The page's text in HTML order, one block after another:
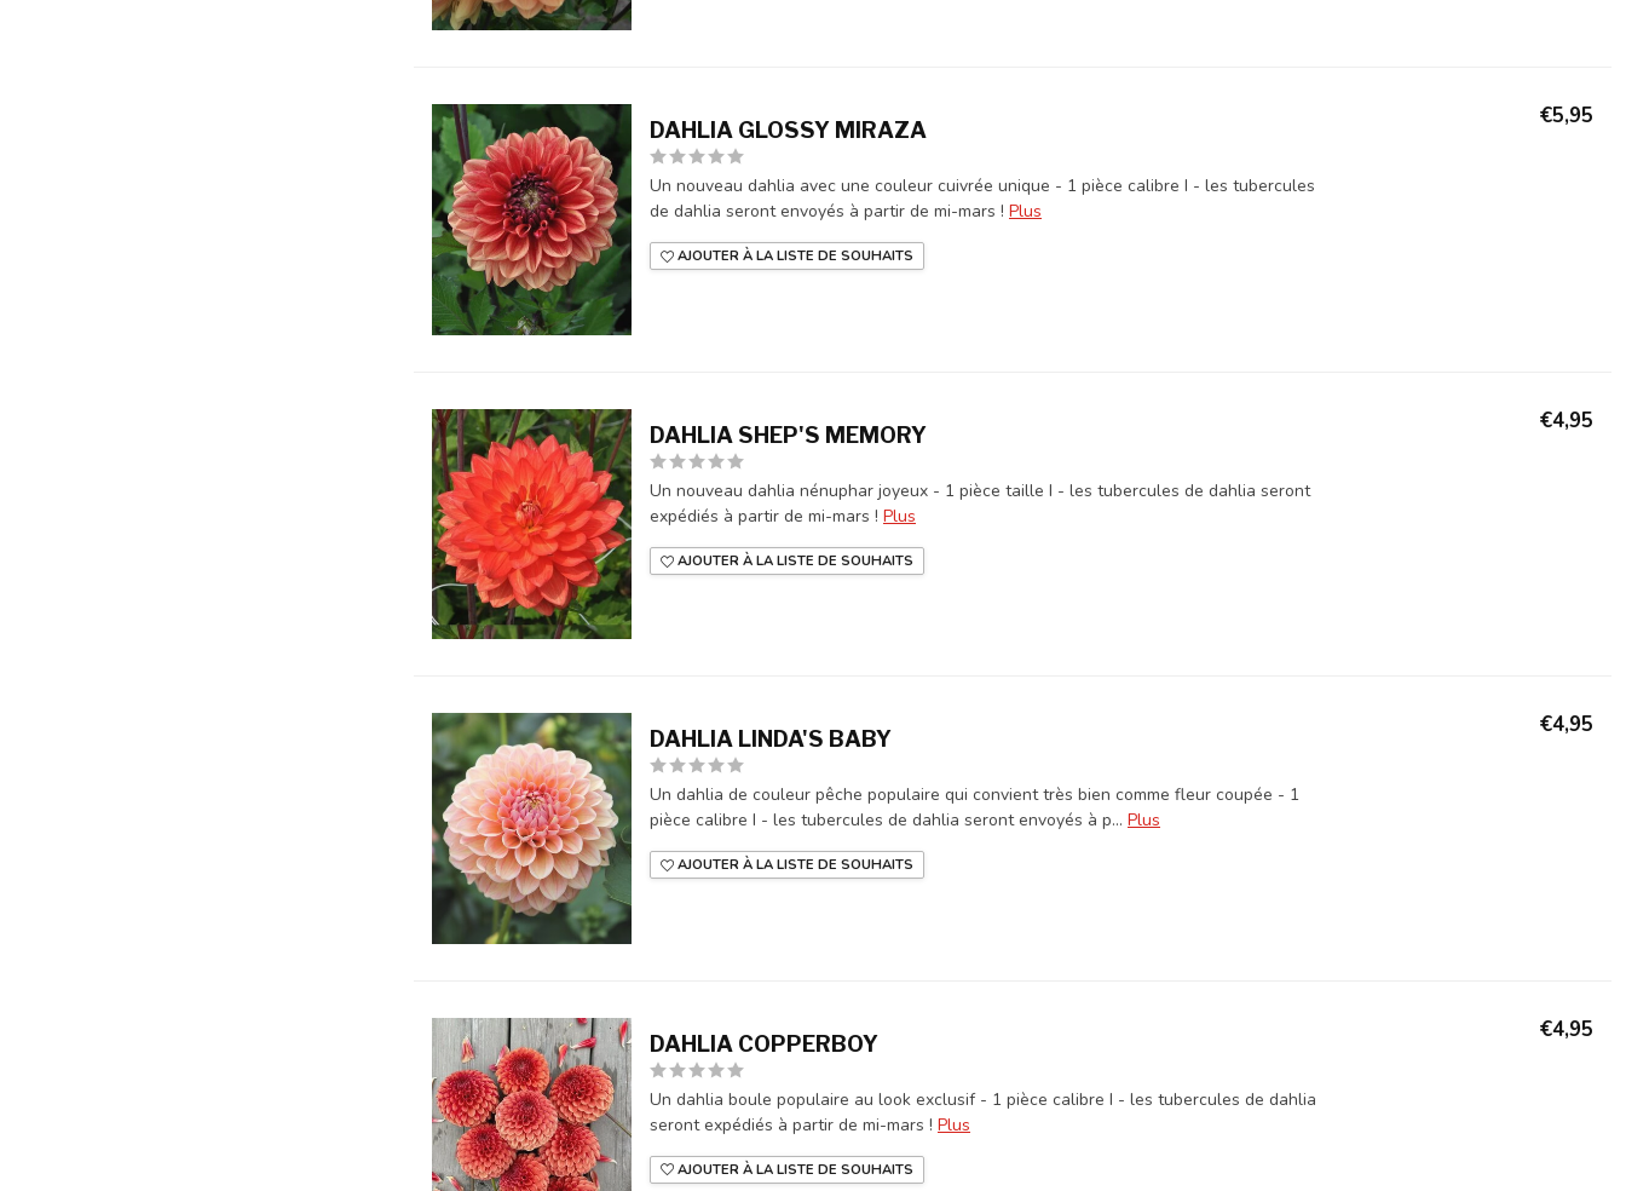
DAHLIA GLOSSY MIRAZA
Un nouveau dahlia avec une couleur cuivrée unique - 1 pièce calibre I - les tubercules
de dahlia seront envoyés à partir de mi-mars ! Plus
AJOUTER À LA LISTE DE SOUHAITS
€5,95
DAHLIA SHEP'S MEMORY
Un nouveau dahlia nénuphar joyeux - 1 pièce taille I - les tubercules de dahlia seront
expédiés à partir de mi-mars ! Plus
AJOUTER À LA LISTE DE SOUHAITS
€4,95
DAHLIA LINDA'S BABY
Un dahlia de couleur pêche populaire qui convient très bien comme fleur coupée - 1
pièce calibre I - les tubercules de dahlia seront envoyés à p... Plus
AJOUTER À LA LISTE DE SOUHAITS
€4,95
DAHLIA COPPERBOY
Un dahlia boule populaire au look exclusif - 1 pièce calibre I - les tubercules de dahlia
seront expédiés à partir de mi-mars ! Plus
AJOUTER À LA LISTE DE SOUHAITS
€4,95